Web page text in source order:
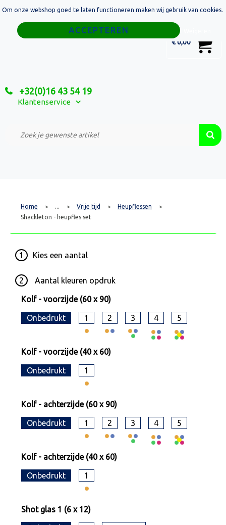
€ 0,00
+32(0)16 43 54 19
Klantenservice
Home
Relatiegeschenken
Custom Made Projecten
Home > ... > Vrije tijd > Heupflessen >
Shackleton - heupfles set
1 Kies een aantal
2 Aantal kleuren opdruk
Kolf - voorzijde (60 x 90)
Onbedrukt 1 2 3 4 5
Kolf - voorzijde (40 x 60)
Onbedrukt 1
Kolf - achterzijde (60 x 90)
Onbedrukt 1 2 3 4 5
Kolf - achterzijde (40 x 60)
Onbedrukt 1
Shot glas 1 (6 x 12)
Om onze webshop goed te laten functioneren maken wij gebruik van cookies.